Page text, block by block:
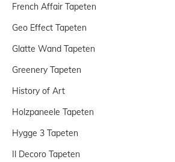
Glatte Wand Tapeten
Il Decoro Tapeten
Greenery Tapeten
History of Art
Geo Effect Tapeten
Holzpaneele Tapeten
French Affair Tapeten
Hygge 3 Tapeten